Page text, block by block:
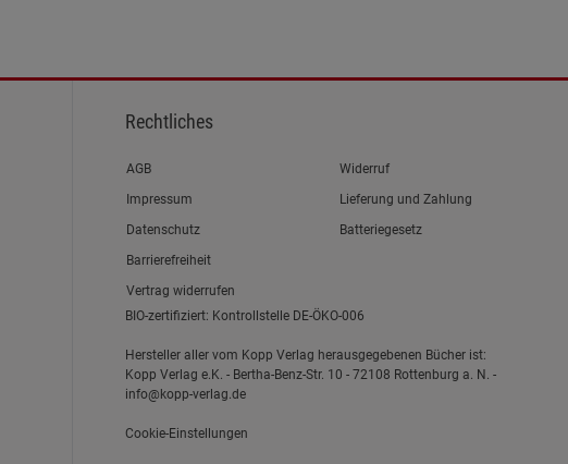
Rechtliches
Link zum/zur
AGB
Link zum/zur
Impressum
Link zum/zur
Datenschutz
Link zum/zur
Barrierefreiheit
Vertrag widerrufen
Widerruf
Lieferung und Zahlung
Batteriegesetz
BIO-zertifiziert: Kontrollstelle DE-ÖKO-006
Hersteller aller vom Kopp Verlag herausgegebenen Bücher ist:
Kopp Verlag e.K. - Bertha-Benz-Str. 10 - 72108 Rottenburg a. N. -
info@kopp-verlag.de
Cookie-Einstellungen